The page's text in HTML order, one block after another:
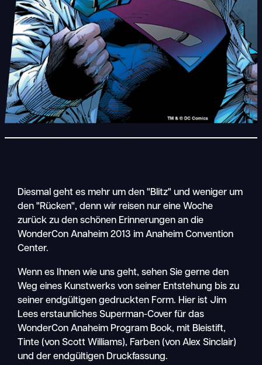
Diesmal geht es mehr um den "Blitz" und weniger um
den "Rücken", denn wir reisen nur eine Woche
zurück zu den schönen Erinnerungen an die
WonderCon Anaheim 2013 im Anaheim Convention
Center.
Wenn es Ihnen wie uns geht, sehen Sie gerne den
Weg eines Kunstwerks von seiner Entstehung bis zu
seiner endgültigen gedruckten Form. Hier ist Jim
Lees erstaunliches Superman-Cover für das
WonderCon Anaheim Program Book, mit Bleistift,
Tinte (von Scott Williams), Farben (von Alex Sinclair)
und der endgültigen Druckfassung.